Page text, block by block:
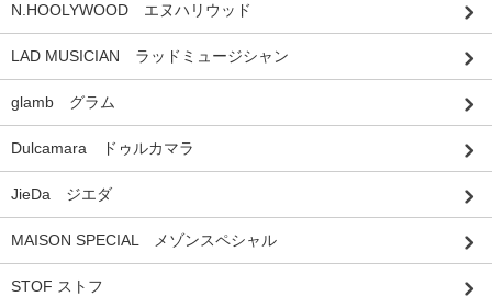
N.HOOLYWOOD エヌハリウッド
LAD MUSICIAN ラッドミュージシャン
glamb グラム
Dulcamara ドゥルカマラ
JieDa ジエダ
MAISON SPECIAL メゾンスペシャル
STOF ストフ